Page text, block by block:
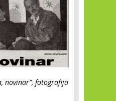
novinar”, fotografija